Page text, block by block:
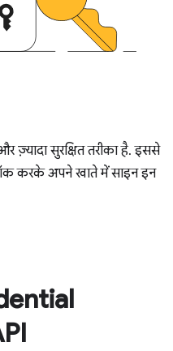
ज़्यादा सुरक्षित तरीका है. इससे
करके अपने खाते में साइन इन